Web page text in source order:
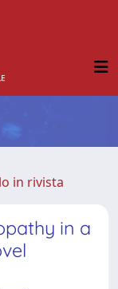
in rivista
in a